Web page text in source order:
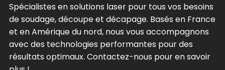
Spécialistes en solutions laser pour tous vos besoins
de soudage, découpe et décapage. Basés en France
et en Amérique du nord, nous vous accompagnons
avec des technologies performantes pour des
résultats optimaux. Contactez-nous pour en savoir